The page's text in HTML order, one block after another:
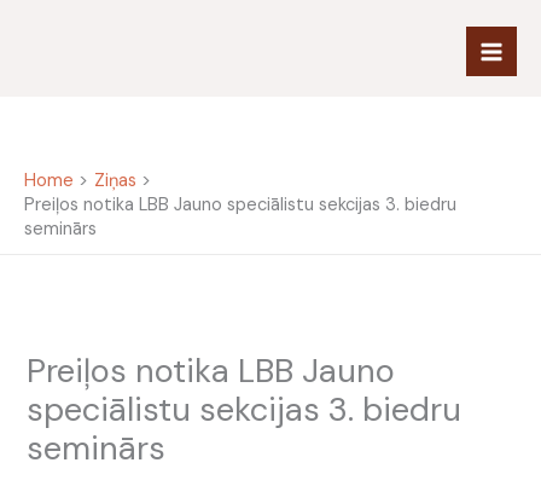
Home
Ziņas
Preiļos notika LBB Jauno speciālistu sekcijas 3. biedru
seminārs
Preiļos notika LBB Jauno
speciālistu sekcijas 3. biedru
seminārs